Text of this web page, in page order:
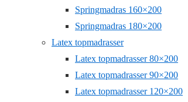
Springmadras 160×200
Springmadras 180×200
Latex topmadrasser
Latex topmadrasser 80×200
Latex topmadrasser 90×200
Latex topmadrasser 120×200